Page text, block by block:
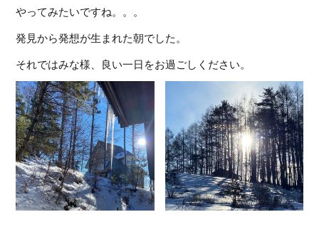
やってみたいですね。。。
発見から発想が生まれた朝でした。
それではみな様、良い一日をお過ごしください。